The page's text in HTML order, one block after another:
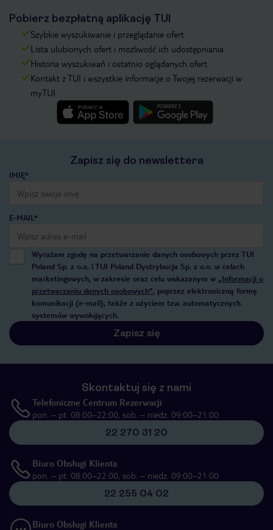
Pobierz bezpłatną aplikację TUI
Szybkie wyszukiwanie i przeglądanie ofert
Lista ulubionych ofert i możliwość ich udostępniania
Historia wyszukiwań i ostatnio oglądanych ofert
Kontakt z TUI i wszystkie informacje o Twojej rezerwacji w
myTUI
Zapisz się do newslettera
IMIĘ*
E-MAIL*
Wyrażam zgodę na przetwarzanie danych osobowych przez TUI
Poland Sp. z o.o. i TUI Poland Dystrybucja Sp. z o.o. w celach
marketingowych, w zakresie oraz celu wskazanym w „Informacji o
przetwarzaniu danych osobowych”, poprzez elektroniczną formę
komunikacji (e-mail), także z użyciem tzw. automatycznych
systemów wywołujących.
Zapisz się
Skontaktuj się z nami
Telefoniczne Centrum Rezerwacji
pon. – pt. 08:00–22:00, sob. – niedz. 09:00–21:00
22 270 31 20
Biuro Obsługi Klienta
pon. – pt. 08:00–22:00, sob. – niedz. 09:00–21:00
22 255 04 02
Biuro Obsługi Klienta